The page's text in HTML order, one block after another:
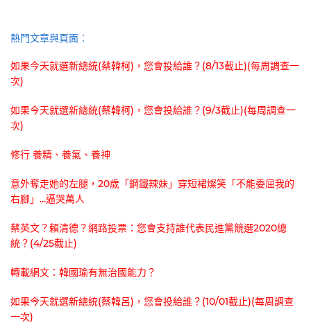
熱門文章與頁面︰
如果今天就選新總統(蔡韓柯)，您會投給誰？(8/13截止)(每周調查一
次)
如果今天就選新總統(蔡韓柯)，您會投給誰？(9/3截止)(每周調查一
次)
修行 養精、養氣、養神
意外奪走她的左腿，20歲「鋼鐵辣妹」穿短裙燦笑「不能委屈我的
右腳」...逼哭萬人
蔡英文？賴清德？網路投票：您會支持誰代表民進黨競選2020總
統？(4/25截止)
轉載網文：韓國瑜有無治國能力？
如果今天就選新總統(蔡韓呂)，您會投給誰？(10/01截止)(每周調查
一次)